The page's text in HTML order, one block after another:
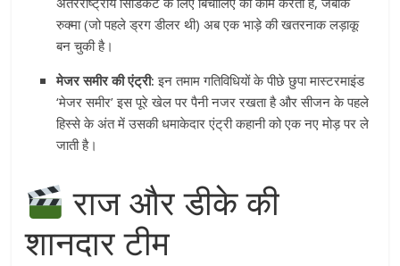
रुक्मा (जो पहले ड्रग डीलर थी) अब एक भाड़े की खतरनाक लड़ाकू
बन चुकी है।
मेजर समीर की एंट्री: इन तमाम गतिविधियों के पीछे छुपा मास्टरमाइंड
‘मेजर समीर’ इस पूरे खेल पर पैनी नजर रखता है और सीजन के पहले
हिस्से के अंत में उसकी धमाकेदार एंट्री कहानी को एक नए मोड़ पर ले
जाती है।
राज और डीके की
शानदार टीम